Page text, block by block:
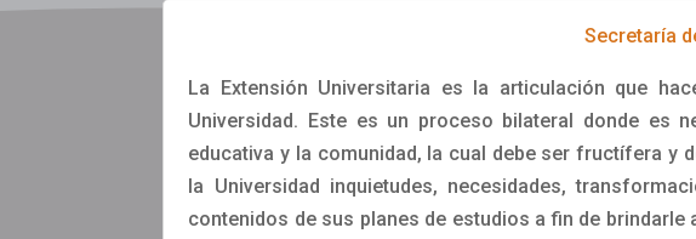
Secretaría
La Extensión Universitaria es la articulación que
Universidad. Este es un proceso bilateral donde es
educativa y la comunidad, la cual debe ser fructífera y
la Universidad inquietudes, necesidades,
contenidos de sus planes de estudios a fin de